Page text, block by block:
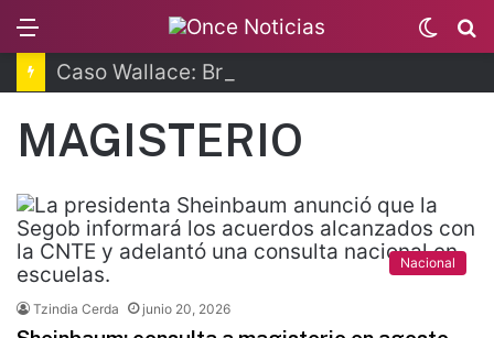
Switch
skin
MAGISTERIO
Nacional
Tzindia Cerda junio 20, 2026